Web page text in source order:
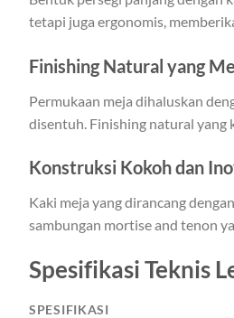
tetapi juga ergonomis,
Finishing Natural yang
Permukaan meja dihaluskan
disentuh. Finishing natural yang
Konstruksi Kokoh dan
Kaki meja yang dirancang
sambungan mortise and tenon
Spesifikasi Teknis
SPESIFIKASI